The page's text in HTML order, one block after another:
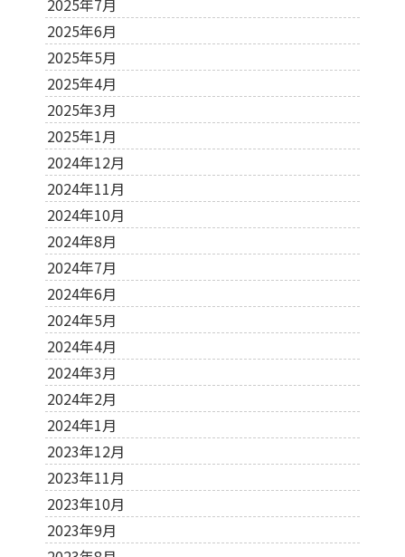
2025年7月
2025年6月
2025年5月
2025年4月
2025年3月
2025年1月
2024年12月
2024年11月
2024年10月
2024年8月
2024年7月
2024年6月
2024年5月
2024年4月
2024年3月
2024年2月
2024年1月
2023年12月
2023年11月
2023年10月
2023年9月